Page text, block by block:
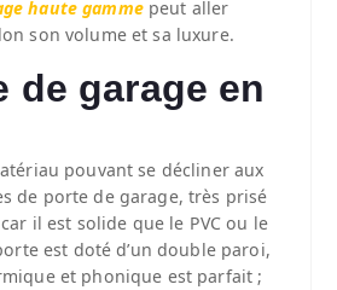
haute gammepeut aller
son volume et sa luxure.
de garage en
pouvant se décliner aux
de porte de garage, très prisé
il est solide que le PVC ou le
est doté d’un double paroi,
et phonique est parfait ;